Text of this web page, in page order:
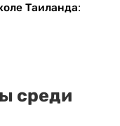
Таиланда:
среди